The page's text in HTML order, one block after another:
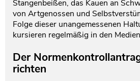
Stangenbeißen, das Kauen an
von Artgenossen und
Folge dieser unangemessenen
kursieren regelmäßig in den
Der
richten